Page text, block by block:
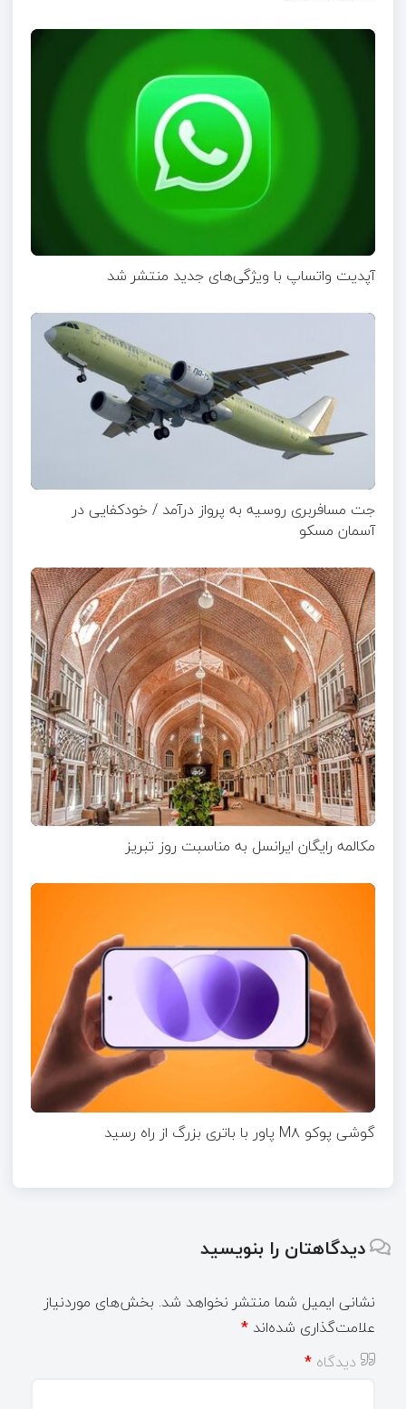
آپدیت‌ واتساپ با ویژگی‌های جدید منتشر شد
جت مسافربری روسیه به پرواز درآمد / خودکفایی در
آسمان مسکو
مکالمه رایگان ایرانسل به مناسبت روز تبریز
گوشی پوکو M۸ پاور با باتری بزرگ از راه رسید
دیدگاهتان را بنویسید
نشانی ایمیل شما منتشر نخواهد شد. بخش‌های موردنیاز
علامت‌گذاری شده‌اند *
دیدگاه *